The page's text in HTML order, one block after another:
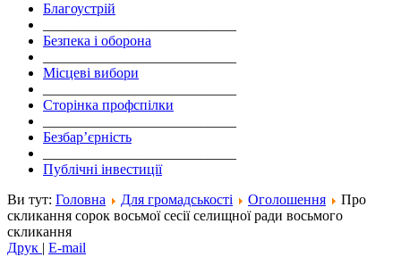
Благоустрій
Безпека і оборона
Місцеві вибори
Сторінка профспілки
Безбар’єрність
Публічні інвестиції
Ви тут: Головна Для громадськості Оголошення
Про
скликання сорок восьмої сесії селищної ради восьмого
скликання
Друк | E-mail